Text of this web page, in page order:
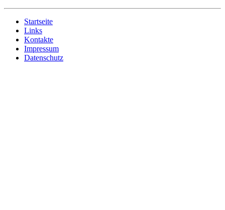
Startseite
Links
Kontakte
Impressum
Datenschutz